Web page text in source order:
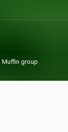
Muffin group